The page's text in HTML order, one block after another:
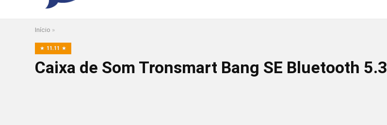
Início »
11.11
Caixa de Som Tronsmart Bang SE Bluetooth 5.3